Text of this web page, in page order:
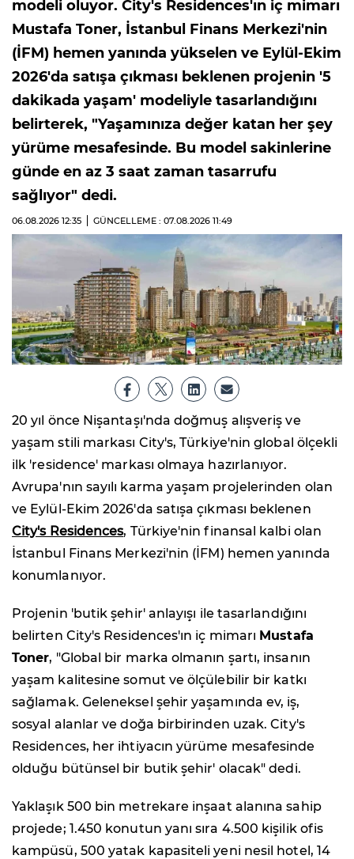
modeli oluyor. City's Residences'ın iç mimarı
Mustafa Toner, İstanbul Finans Merkezi'nin
(İFM) hemen yanında yükselen ve Eylül-Ekim
2026'da satışa çıkması beklenen projenin '5
dakikada yaşam' modeliyle tasarlandığını
belirterek, "Yaşamınıza değer katan her şey
yürüme mesafesinde. Bu model sakinlerine
günde en az 3 saat zaman tasarrufu
sağlıyor" dedi.
06.08.2026 12:35 GÜNCELLEME : 07.08.2026 11:49
20 yıl önce Nişantaşı'nda doğmuş alışveriş ve
yaşam stili markası City's, Türkiye'nin global ölçekli
ilk 'residence' markası olmaya hazırlanıyor.
Avrupa'nın sayılı karma yaşam projelerinden olan
ve Eylül-Ekim 2026'da satışa çıkması beklenen
City's Residences, Türkiye'nin finansal kalbi olan
İstanbul Finans Merkezi'nin (İFM) hemen yanında
konumlanıyor.
Projenin 'butik şehir' anlayışı ile tasarlandığını
belirten City's Residences'ın iç mimarı Mustafa
Toner, "Global bir marka olmanın şartı, insanın
yaşam kalitesine somut ve ölçülebilir bir katkı
sağlamak. Geleneksel şehir yaşamında ev, iş,
sosyal alanlar ve doğa birbirinden uzak. City's
Residences, her ihtiyacın yürüme mesafesinde
olduğu bütünsel bir butik şehir' olacak" dedi.
Yaklaşık 500 bin metrekare inşaat alanına sahip
projede; 1.450 konutun yanı sıra 4.500 kişilik ofis
kampüsü, 500 yatak kapasiteli yeni nesil hotel, 14